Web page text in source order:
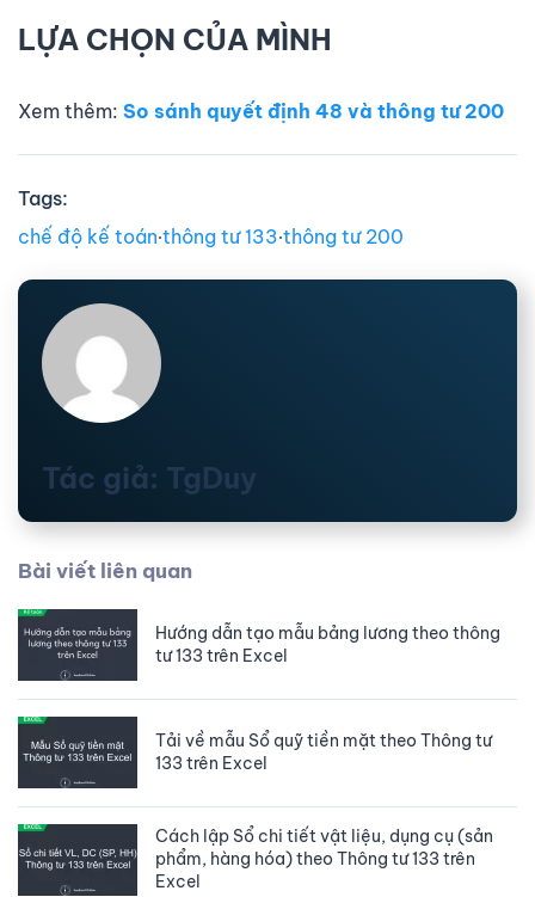
LỰA CHỌN CỦA MÌNH
Xem thêm: So sánh quyết định 48 và thông tư 200
Tags:
chế độ kế toán∙thông tư 133∙thông tư 200
Tác giả: TgDuy
Bài viết liên quan
Hướng dẫn tạo mẫu bảng lương theo thông
tư 133 trên Excel
Tải về mẫu Sổ quỹ tiền mặt theo Thông tư
133 trên Excel
Cách lập Sổ chi tiết vật liệu, dụng cụ (sản
phẩm, hàng hóa) theo Thông tư 133 trên
Excel